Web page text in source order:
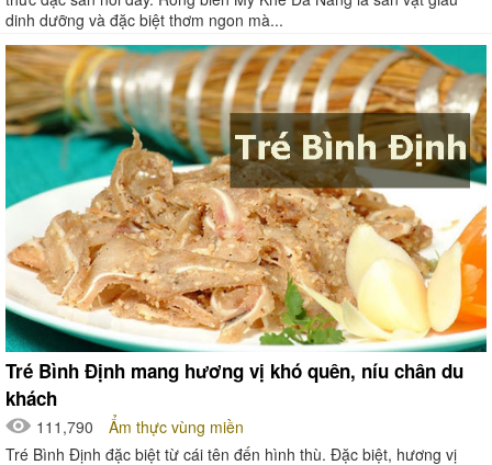
dinh dưỡng và đặc biệt thơm ngon mà...
Tré Bình Định mang hương vị khó quên, níu chân du
khách
111,790
Ẩm thực vùng miền
Tré Bình Định đặc biệt từ cái tên đến hình thù. Đặc biệt, hương vị